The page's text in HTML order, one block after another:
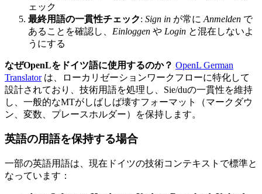
ェック
最終用語の一貫性チェック: Sign in が常に Anmelden で
あることを確認し、 Einloggen や Login と混在しないよ
うにする
なぜOpenLをドイツ語に使用するのか？ OpenL German
Translatorは、ローカリゼーションワークフローに特化して
設計されており、技術用語を処理し、Sie/duの一貫性を維持
し、一般的なMTがしばしば壊すフォーマット（マークダウ
ン、変数、プレースホルダー）を保持します。
英語の用語を保持する場合
一部の英語用語は、現在ドイツの技術コンテキストで標準と
なっています：